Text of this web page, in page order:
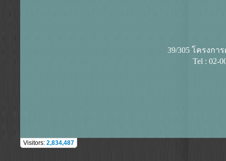
39/305 โครงก
Tel : 02-
Visitors: 2,834,487